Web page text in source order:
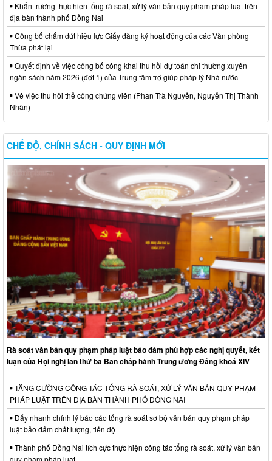
Khẩn trương thực hiện tổng rà soát, xử lý văn bản quy phạm pháp luật trên
địa bàn thành phố Đồng Nai
Công bố chấm dứt hiệu lực Giấy đăng ký hoạt động của các Văn phòng
Thừa phát lại
Quyết định về việc công bố công khai thu hồi dự toán chi thường xuyên
ngân sách năm 2026 (đợt 1) của Trung tâm trợ giúp pháp lý Nhà nước
Về việc thu hồi thẻ công chứng viên (Phan Trà Nguyễn, Nguyễn Thị Thành
Nhân)
CHẾ ĐỘ, CHÍNH SÁCH - QUY ĐỊNH MỚI
Rà soát văn bản quy phạm pháp luật bảo đảm phù hợp các nghị quyết, kết
luận của Hội nghị lần thứ ba Ban chấp hành Trung ương Đảng khoá XIV
TĂNG CƯỜNG CÔNG TÁC TỔNG RÀ SOÁT, XỬ LÝ VĂN BẢN QUY PHẠM
PHÁP LUẬT TRÊN ĐỊA BÀN THÀNH PHỐ ĐỒNG NAI
Đẩy nhanh chỉnh lý báo cáo tổng rà soát sơ bộ văn bản quy phạm pháp
luật bảo đảm chất lượng, tiến độ
Thành phố Đồng Nai tích cực thực hiện công tác tổng rà soát, xử lý văn bản